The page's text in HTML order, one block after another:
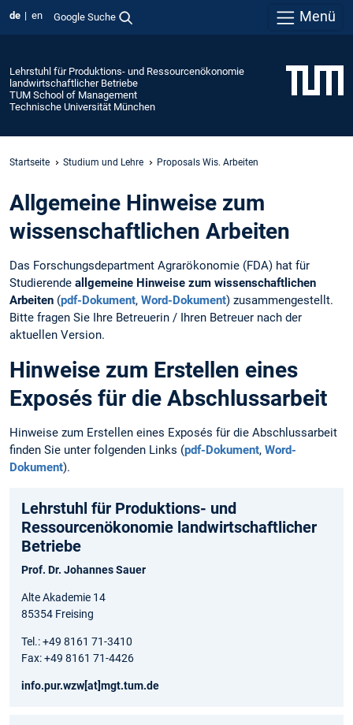
de en Google Suche Menü
Lehrstuhl für Produktions- und Ressourcenökonomie
landwirtschaftlicher Betriebe
TUM School of Management
Technische Universität München
Startseite Studium und Lehre Proposals Wis. Arbeiten
Allgemeine Hinweise zum
wissenschaftlichen Arbeiten
Das Forschungsdepartment Agrarökonomie (FDA) hat für
Studierende allgemeine Hinweise zum wissenschaftlichen
Arbeiten (pdf-Dokument, Word-Dokument) zusammengestellt.
Bitte fragen Sie Ihre Betreuerin / Ihren Betreuer nach der
aktuellen Version.
Hinweise zum Erstellen eines
Exposés für die Abschlussarbeit
Hinweise zum Erstellen eines Exposés für die Abschlussarbeit
finden Sie unter folgenden Links (pdf-Dokument, Word-
Dokument).
Lehrstuhl für Produktions- und
Ressourcenökonomie landwirtschaftlicher
Betriebe
Prof. Dr. Johannes Sauer
Alte Akademie 14
85354 Freising
Tel.: +49 8161 71-3410
Fax: +49 8161 71-4426
info.pur.wzw[at]mgt.tum.de